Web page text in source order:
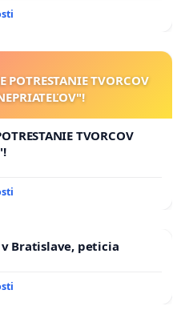
POTRESTANIE TVORCOV
TVORCOV
Bratislave, peticia